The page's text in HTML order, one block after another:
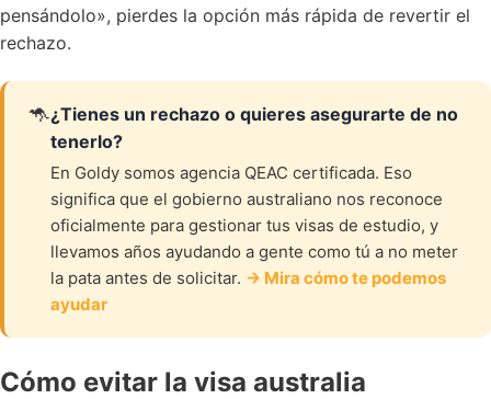
pensándolo», pierdes la opción más rápida de revertir el
rechazo.
🦘¿Tienes un rechazo o quieres asegurarte de no
tenerlo?
En Goldy somos agencia QEAC certificada. Eso
significa que el gobierno australiano nos reconoce
oficialmente para gestionar tus visas de estudio, y
llevamos años ayudando a gente como tú a no meter
la pata antes de solicitar. → Mira cómo te podemos
ayudar
Cómo evitar la visa australia